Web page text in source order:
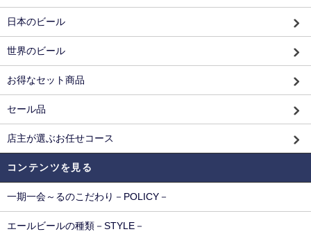
日本のビール
世界のビール
お得なセット商品
セール品
店主が選ぶお任せコース
コンテンツを見る
一期一会～るのこだわり－POLICY－
エールビールの種類－STYLE－